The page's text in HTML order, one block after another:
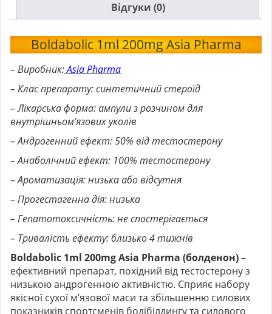
Відгуки (0)
Boldabolic 1ml 200mg Asia Pharma
– Виробник:Asia Pharma
– Клас препарату: синтетичний стероїд
– Лікарська форма: ампули з розчином для
внутрішньом’язових уколів
– Андрогенний ефект: 50% від тестостерону
– Анаболічний ефект: 100% тестостерону
– Ароматизація: низька або відсутня
– Прогестагенна дія: низька
– Гепатотоксичність: не спостерігається
– Тривалість ефекту: близько 4 тижнів
Boldabolic 1ml 200mg Asia Pharma (болденон)–
ефективний препарат, похідний від тестостерону з
низькою андрогенною активністю. Сприяє набору
якісної сухої м’язової маси та збільшенню силових
показників спортсменів бодібілдингу та силового